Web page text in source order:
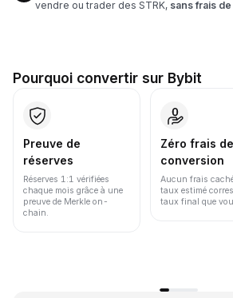
vendre ou trader des STRK, sans frais
Pourquoi convertir sur Bybit
Preuve de
réserves
Réserves 1:1 vérifiées
chaque mois grâce à une
preuve de Merkle on-
chain.
Zéro frais de
conversion
Aucun frais
taux estimé
taux final que